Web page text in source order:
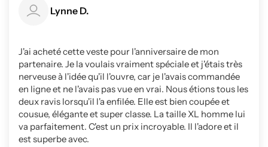
Lynne D.
J'ai acheté cette veste pour l'anniversaire de mon
partenaire. Je la voulais vraiment spéciale et j'étais très
nerveuse à l'idée qu'il l'ouvre, car je l'avais commandée
en ligne et ne l'avais pas vue en vrai. Nous étions tous les
deux ravis lorsqu'il l'a enfilée. Elle est bien coupée et
cousue, élégante et super classe. La taille XL homme lui
va parfaitement. C'est un prix incroyable. Il l'adore et il
est superbe avec.